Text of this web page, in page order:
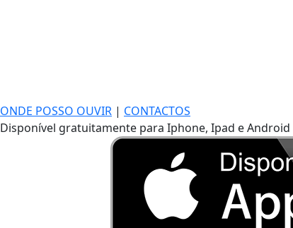
ONDE POSSO OUVIR | CONTACTOS
Disponível gratuitamente para Iphone, Ipad e Android